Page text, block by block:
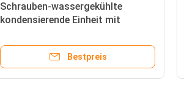
Schrauben-wassergekühlte
kondensierende Einheit mit
Bestpreis